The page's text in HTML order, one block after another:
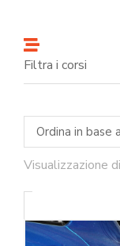
Filtra i corsi
Visualizzazione